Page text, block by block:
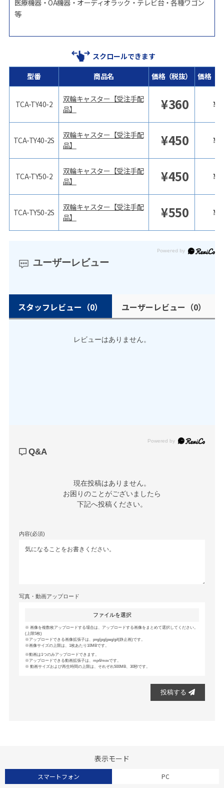
医療機器・OA機器・オーディオラック・テレビ台・各種ワゴン
等
スクロールできます
型番
TCA-TY40-2
TCA-TY40-2S
TCA-TY50-2
TCA-TY50-2S
商品名 価格（税抜） 価格（
双輪キャスター【受注手配
品】
¥360 ¥
双輪キャスター【受注手配
品】
¥450 ¥
双輪キャスター【受注手配
品】
¥450 ¥
双輪キャスター【受注手配
品】
¥550 ¥
ユーザーレビュー
スタッフレビュー （0） ユーザーレビュー （0）
レビューはありません。
Powered by
Q&A
現在投稿はありません。
お困りのことがございましたら
下記へ投稿ください。
内容(必須)
写真・動画アップロード
ファイルを選択
画像を複数枚アップロードする場合は、アップロードする画像をまとめて選択してください。
(上限5枚)
アップロードできる画像拡張子は、png/jpg/jpeg/gif(静止画)です。
画像サイズの上限は、1枚あたり10MBです。
動画は1つのみアップロードできます。
アップロードできる動画拡張子は、mp4/movです。
動画サイズおよび再生時間の上限は、それぞれ500MB、30秒です。
投稿する
表示モード
スマートフォン PC